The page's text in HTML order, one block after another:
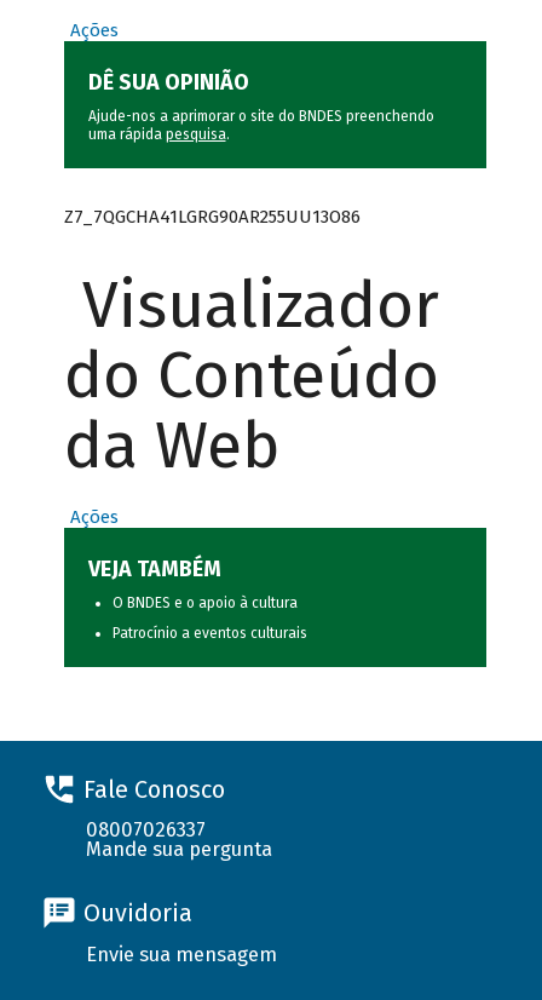
Ações
DÊ SUA OPINIÃO
Ajude-nos a aprimorar o site do BNDES preenchendo
uma rápida pesquisa.
Z7_7QGCHA41LGRG90AR255UU13O86
Visualizador
do Conteúdo
da Web
Ações
VEJA TAMBÉM
O BNDES e o apoio à cultura
Patrocínio a eventos culturais
Fale Conosco
08007026337
Mande sua pergunta
Ouvidoria
Envie sua mensagem